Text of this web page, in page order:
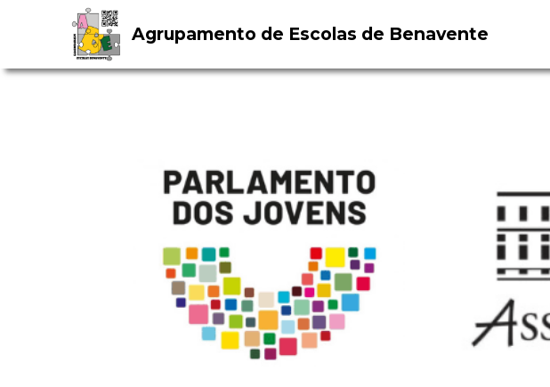
Agrupamento de Escolas de Benavente